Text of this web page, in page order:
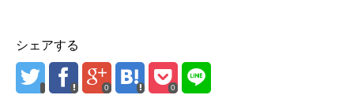
シェアする
0 0